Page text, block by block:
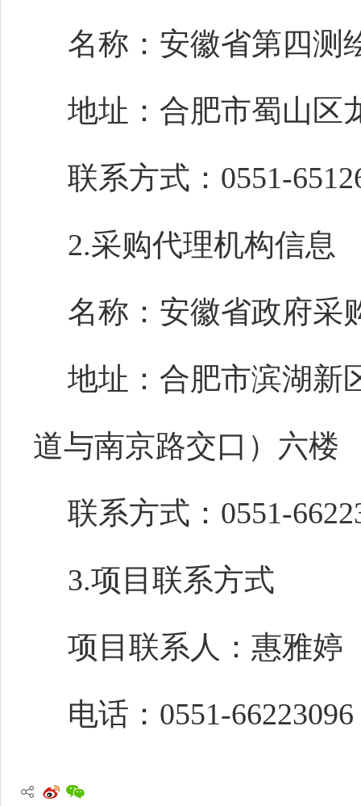
名称：安徽省第四测
地址：合肥市蜀山区
联系方式：0551-
2.采购代理机构信息
名称：安徽省政府采
地址：合肥市滨湖新
道与南京路交口）六楼
联系方式：0551-
3.项目联系方式
项目联系人：惠雅婷
电话：0551-66223096